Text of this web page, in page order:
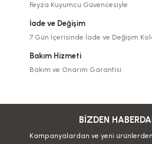
Feyza Kuyumcu Güvencesiyle
İade ve Değişim
7 Gün İçerisinde İade ve Değişim
Bakım Hizmeti
Bakım ve Onarım Garantisi
BİZDEN
Kampanyalardan ve yeni